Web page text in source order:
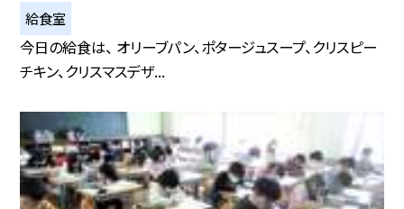
給食室
今日の給食は、 オリーブパン、ポタージュスープ、クリスピー
チキン、クリスマスデザ...